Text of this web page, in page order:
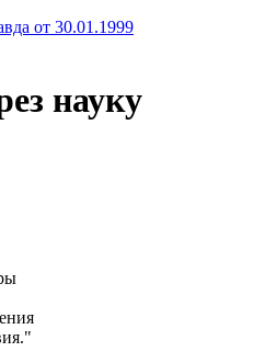
от 30.01.1999
науку